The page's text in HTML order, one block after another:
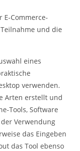
E-Commerce-
und die
eines
verwenden.
Arten erstellt und
Tools, Software
Verwendung
das Eingeben
das Tool ebenso